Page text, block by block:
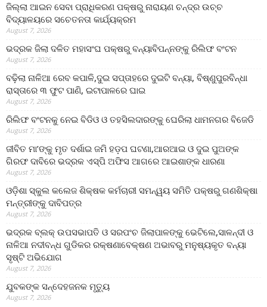
ଜିଲ୍ଲା ଆଇନ ସେବା ପ୍ରାଧିକରଣ ପକ୍ଷରୁ ନାରାୟଣ ଚନ୍ଦ୍ର ଉଚ୍ଚ
ବିଦ୍ୟାଳୟରେ ସଚେତନତା କାର୍ଯ୍ୟକ୍ରମ
August 7, 2026
ଭଦ୍ରକ ଜିଲା ଦଳିତ ମହାସଂଘ ପକ୍ଷରୁ ବନ୍ୟାବିପନ୍ନଙ୍କୁ ରିଲିଫ ବଂଟନ
August 7, 2026
ବଢ଼ିଲା ନାଳିଆ ରେବ କପାଳି,ଦୁଇ ସପ୍ତାହରେ ଦୁଇଟି ବନ୍ୟା, ବିଷ୍ଣୁପୁରବିନ୍ଧା
ରାସ୍ତାରେ ୩ ଫୁଟ ପାଣି, ଇଟାପାଳରେ ଘାଇ
August 7, 2026
ରିଲିଫ ବଂଟନକୁ ନେଇ ବିଡିଓ ଓ ତହସିଲଦାରଙ୍କୁ ଘେରିଲା ଧାମନଗର ବିଜେଡି
August 7, 2026
ଜୀବିତ ମା’ଙ୍କୁ ମୃତ ଦର୍ଶାଇ ଜମି ହଡ଼ପ ଘଟଣା,ଆରଆଇ ଓ ଦୁଇ ପୁଅଙ୍କ
ଗିରଫ ଦାବିରେ ଭଦ୍ରକ ଏସ୍‌ପି ଅଫିସ ଆଗରେ ଆଇଶାଙ୍କ ଧାରଣା
August 7, 2026
ଓଡ଼ିଶା ସ୍କୁଲ କଲେଜ ଶିକ୍ଷକ କର୍ମଚାରୀ ସମନ୍ୱୟ ସମିତି ପକ୍ଷରୁ ଗଣଶିକ୍ଷା
ମନ୍ତ୍ରୀଙ୍କୁ ଦାବିପତ୍ର
August 7, 2026
ଭଦ୍ରକ ବ୍ଲକ୍ ଉପସଭାପତି ଓ ସରପଂଚ ଜିଲାପାଳଙ୍କୁ ଭେଟିଲେ,ସାଳନ୍ଦୀ ଓ
ନାଳିଆ ନଦୀବନ୍ଧ ଗୁଡିକର ରକ୍ଷଣାବେକ୍ଷଣ ଅଭାବରୁ ମନୁଷ୍ୟକୃତ ବନ୍ୟା
ସୃଷ୍ଟି ଅଭିଯୋଗ
August 7, 2026
ଯୁବକଙ୍କ ସନ୍ଦେହଜନକ ମୃତ୍ୟୁ
August 7, 2026